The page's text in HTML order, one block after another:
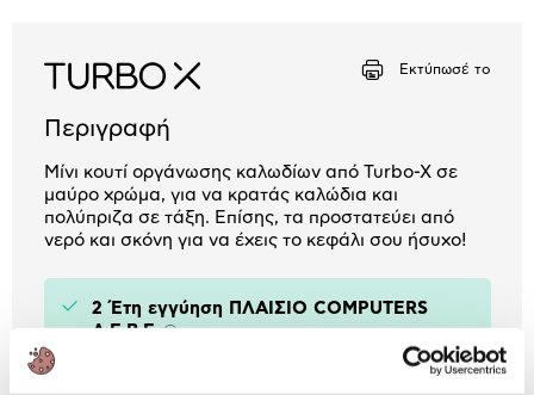
Εκτύπωσέ το
Περιγραφή
Μίνι κουτί οργάνωσης καλωδίων από Turbo-X σε
μαύρο χρώμα, για να κρατάς καλώδια και
πολύπριζα σε τάξη. Επίσης, τα προστατεύει από
νερό και σκόνη για να έχεις το κεφάλι σου ήσυχο!
2 Έτη εγγύηση ΠΛΑΙΣΙΟ COMPUTERS
A.E.B.E.